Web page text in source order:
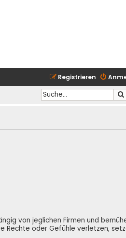
Registrieren
von jeglichen Firmen und
Rechte oder Gefühle verletzen,